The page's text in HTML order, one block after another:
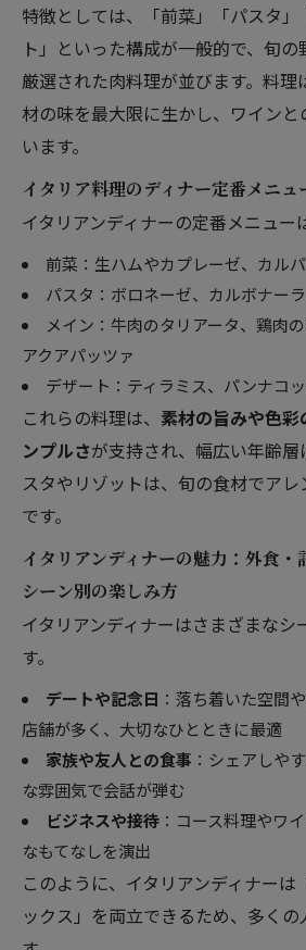
特徴としては、「前菜」「パスタ
ト」といった構成が一般的で、旬の
厳選された肉料理が並びます。料理
材の味を最大限に生かし、ワイン
います。
イタリア料理のディナー定番メニュ
イタリアンディナーの定番メニュー
前菜：生ハムやカプレーゼ、カル
パスタ：ボロネーゼ、カルボナー
メイン：牛肉のタリアータ、鶏肉
アクアパッツァ
デザート：ティラミス、パンナコ
これらの料理は、 素材の旨みや色
ンプルさが支持され、幅広い年齢
スタやリゾットは、旬の食材でア
です。
イタリアンディナーの魅力：外食・
シーン別の楽しみ方
イタリアンディナーはさまざまなシ
す。
デートや記念日 ：落ち着いた空間
店舗が多く、大切なひとときに最適
家族や友人との食事 ：シェアしや
な雰囲気で会話が弾む
ビジネスや接待 ：コース料理やワ
なもてなしを演出
このように、イタリアンディナーは
ックス」を両立できるため、多く